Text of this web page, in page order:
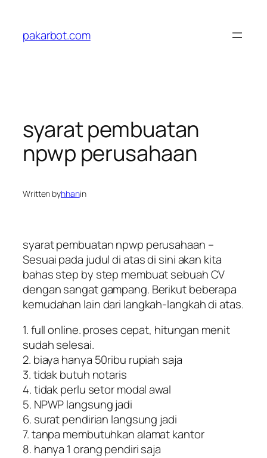
content
pakarbot.com
syarat pembuatan
npwp perusahaan
Written byhhanin
syarat pembuatan npwp perusahaan –
Sesuai pada judul di atas di sini akan kita
bahas step by step membuat sebuah CV
dengan sangat gampang. Berikut beberapa
kemudahan lain dari langkah-langkah di atas.
1. full online. proses cepat, hitungan menit
sudah selesai.
2. biaya hanya 50ribu rupiah saja
3. tidak butuh notaris
4. tidak perlu setor modal awal
5. NPWP langsung jadi
6. surat pendirian langsung jadi
7. tanpa membutuhkan alamat kantor
8. hanya 1 orang pendiri saja